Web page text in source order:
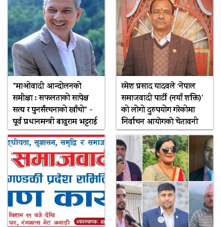
"माओवादी आन्दोलनको
समीक्षा : सफलताको सापेक्ष
सत्य र पुनर्संरचनाको खाँचो" -
पूर्व प्रधानमन्त्री बावुराम भट्टराई
रमेश प्रसाद यादवले ‘नेपाल
समाजवादी पार्टी (नयाँ शक्ति)’
को लोगो दुरुपयोग गरेकोमा
निर्वाचन आयाेगकाे चेतावनी